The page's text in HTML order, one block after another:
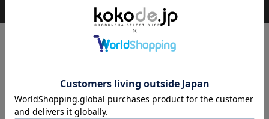
STAFF COORDINATE スタッフ着用コーデ